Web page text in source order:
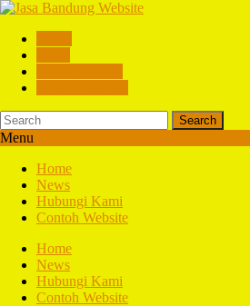
Search
Menu
Home
News
Hubungi Kami
Contoh Website
Home
News
Hubungi Kami
Contoh Website